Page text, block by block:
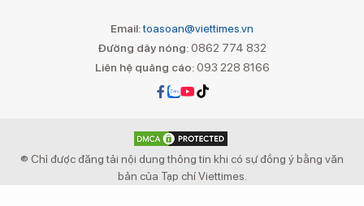
Email:toasoan@viettimes.vn
Đường dây nóng: 0862 774 832
Liên hệ quảng cáo:093 228 8166
® Chỉ được đăng tải nội dung thông tin khi có sự đồng ý bằng văn
bản của Tạp chí Viettimes.